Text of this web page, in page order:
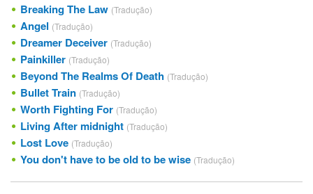
Breaking The Law (Tradução)
Angel (Tradução)
Dreamer Deceiver (Tradução)
Painkiller (Tradução)
Beyond The Realms Of Death (Tradução)
Bullet Train (Tradução)
Worth Fighting For (Tradução)
Living After midnight (Tradução)
Lost Love (Tradução)
You don't have to be old to be wise (Tradução)